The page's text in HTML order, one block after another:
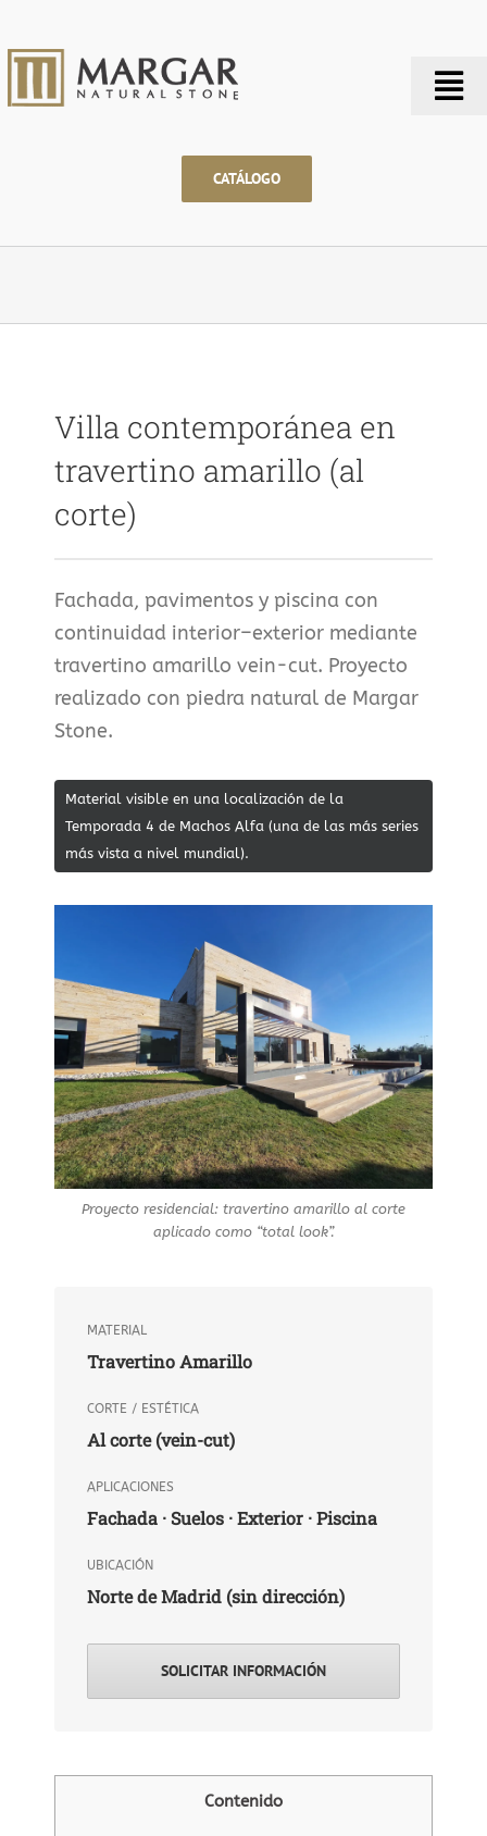
contenido
CATÁLOGO
Villa contemporánea en
travertino amarillo (al
corte)
Fachada, pavimentos y piscina con
continuidad interior–exterior mediante
travertino amarillo vein-cut. Proyecto
realizado con piedra natural de Margar
Stone.
Material visible en una localización de la
Temporada 4 de Machos Alfa (una de las más series
más vista a nivel mundial).
Proyecto residencial: travertino amarillo al corte
aplicado como “total look”.
MATERIAL
Travertino Amarillo
CORTE / ESTÉTICA
Al corte (vein-cut)
APLICACIONES
Fachada · Suelos · Exterior · Piscina
UBICACIÓN
Norte de Madrid (sin dirección)
SOLICITAR INFORMACIÓN
Contenido